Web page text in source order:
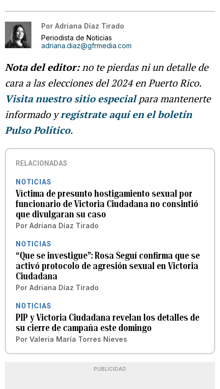
Por Adriana Díaz Tirado
Periodista de Noticias
adriana.diaz@gfrmedia.com
Nota del editor:no te pierdas ni un detalle de
cara a las elecciones del 2024 en Puerto Rico.
Visita nuestro sitio especialpara mantenerte
informado yregístrate aquí en el boletín
Pulso Político.
RELACIONADAS
NOTICIAS
Víctima de presunto hostigamiento sexual por
funcionario de Victoria Ciudadana no consintió
que divulgaran su caso
Por Adriana Díaz Tirado
NOTICIAS
“Que se investigue”: Rosa Seguí confirma que se
activó protocolo de agresión sexual en Victoria
Ciudadana
Por Adriana Díaz Tirado
NOTICIAS
PIP y Victoria Ciudadana revelan los detalles de
su cierre de campaña este domingo
Por Valeria María Torres Nieves
PUBLICIDAD